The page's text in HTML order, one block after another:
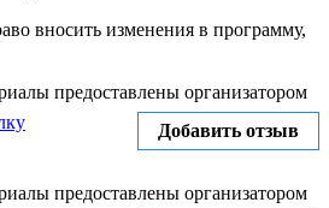
вносить изменения в программу,
предоставлены организатором
Добавить отзыв
предоставлены организатором